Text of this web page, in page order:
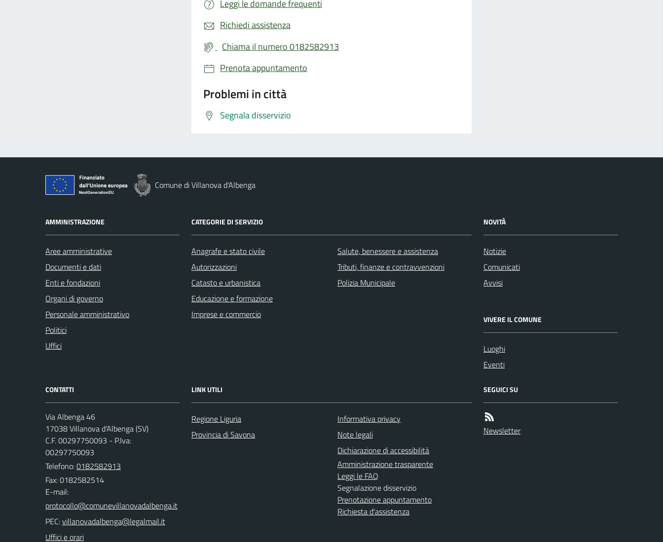
Leggi le domande frequenti
Richiedi assistenza
Chiama il numero 0182582913
Prenota appuntamento
Problemi in città
Segnala disservizio
Comune di Villanova d'Albenga
AMMINISTRAZIONE
Aree amministrative
Documenti e dati
Enti e fondazioni
Organi di governo
Personale amministrativo
Politici
Uffici
CATEGORIE DI SERVIZIO
Anagrafe e stato civile
Autorizzazioni
Catasto e urbanistica
Educazione e formazione
Imprese e commercio
Salute, benessere e assistenza
Tributi, finanze e contravvenzioni
Polizia Municipale
NOVITÀ
Notizie
Comunicati
Avvisi
VIVERE IL COMUNE
Luoghi
Eventi
CONTATTI
Via Albenga 46
17038 Villanova d'Albenga (SV)
C.F. 00297750093 - P.Iva:
00297750093
Telefono:0182582913
Fax: 0182582514
E-mail:
PEC:
Uffici e orari
LINK UTILI
Regione Liguria
Provincia di Savona
Informativa privacy
Note legali
Dichiarazione di accessibilità
Amministrazione trasparente
Leggi le FAQ
Segnalazione disservizio
Prenotazione appuntamento
Richiesta d'assistenza
SEGUICI SU
Newsletter